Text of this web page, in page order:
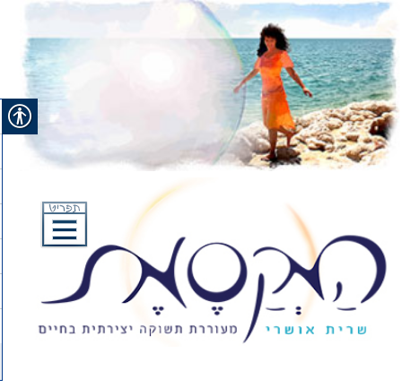
Skip
content